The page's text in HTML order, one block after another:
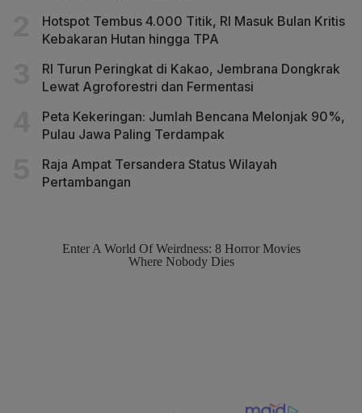
Hotspot Tembus 4.000 Titik, RI Masuk Bulan Kritis
Kebakaran Hutan hingga TPA
RI Turun Peringkat di Kakao, Jembrana Dongkrak
Lewat Agroforestri dan Fermentasi
Peta Kekeringan: Jumlah Bencana Melonjak 90%,
Pulau Jawa Paling Terdampak
Raja Ampat Tersandera Status Wilayah
Pertambangan